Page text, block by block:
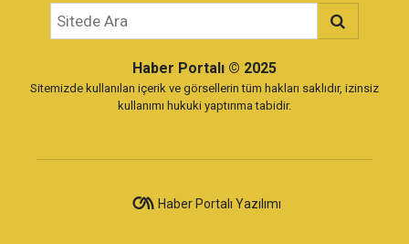
Haber Portalı © 2025
Sitemizde kullanılan içerik ve görsellerin tüm hakları saklıdır, izinsiz
kullanımı hukuki yaptırıma tabidir.
Haber Portalı Yazılımı